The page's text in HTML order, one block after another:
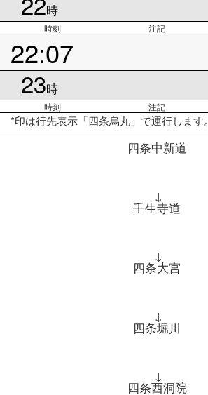
時
時刻 注記
22:07
23時
時刻 注記
*印は行先表示「四条烏丸」で運行します。
四条中新道
↓
壬生寺道
↓
四条大宮
↓
四条堀川
↓
四条西洞院